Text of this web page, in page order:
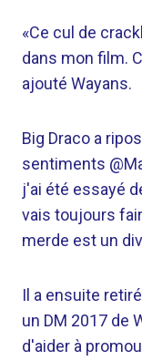
«Ce cul de
dans mon film.
ajouté Wayans.
Big Draco a
sentiments
j'ai été essayé
vais toujours
merde est un
Il a ensuite
un DM 2017 de
d'aider à